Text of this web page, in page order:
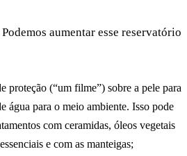
Podemos aumentar esse reservatório
proteção (“um filme”) sobre a pele para
água para o meio ambiente. Isso pode
com ceramidas, óleos vegetais
e com as manteigas;